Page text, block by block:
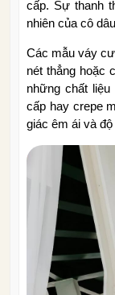
cấp. Sự thanh
nhiên của cô
Các mẫu váy
nét thẳng hoặc
những chất
cấp hay crepe
giác êm ái và